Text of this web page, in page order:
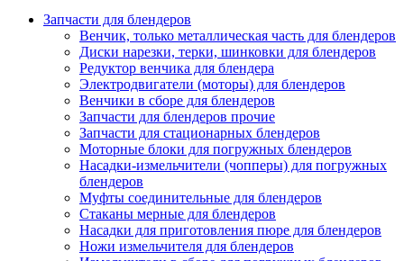
Запчасти для блендеров
Венчик, только металлическая часть для блендеров
Диски нарезки, терки, шинковки для блендеров
Редуктор венчика для блендера
Электродвигатели (моторы) для блендеров
Венчики в сборе для блендеров
Запчасти для блендеров прочие
Запчасти для стационарных блендеров
Моторные блоки для погружных блендеров
Насадки-измельчители (чопперы) для погружных
блендеров
Муфты соединительные для блендеров
Стаканы мерные для блендеров
Насадки для приготовления пюре для блендеров
Ножи измельчителя для блендеров